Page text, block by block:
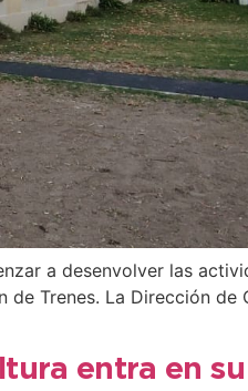
a desenvolver las
Trenes. La Dirección de
entra en